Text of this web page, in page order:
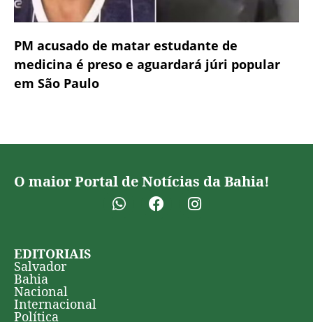
PM acusado de matar estudante de
medicina é preso e aguardará júri popular
em São Paulo
O maior Portal de Notícias da Bahia!
EDITORIAIS
Salvador
Bahia
Nacional
Internacional
Política